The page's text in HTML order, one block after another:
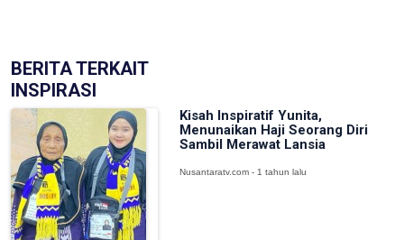
BERITA TERKAIT
INSPIRASI
Kisah Inspiratif Yunita,
Menunaikan Haji Seorang Diri
Sambil Merawat Lansia
Nusantaratv.com - 1 tahun lalu